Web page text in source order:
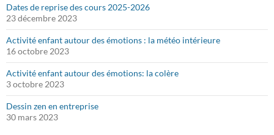
Dates de reprise des cours 2025-2026
23 décembre 2023
Activité enfant autour des émotions : la météo intérieure
16 octobre 2023
Activité enfant autour des émotions: la colère
3 octobre 2023
Dessin zen en entreprise
30 mars 2023